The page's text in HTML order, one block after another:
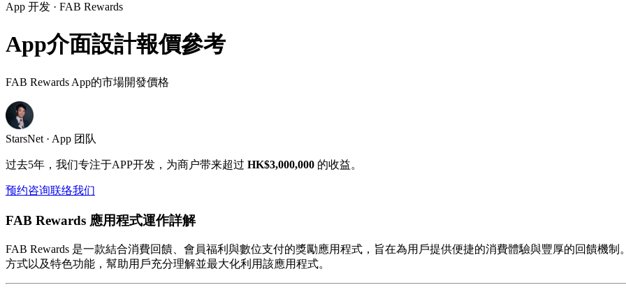
App 开发 · FAB Rewards
App介面設計報價參考
FAB Rewards App的市場開發價格
StarsNet · App 团队
过去5年，我们专注于APP开发，为商户带来超过 HK$3,000,000 的收益。
预约咨询联络我们
FAB Rewards 應用程式運作詳解
FAB Rewards 是一款結合消費回饋、會員福利與數位支付的獎勵應用程式，旨在為用戶提供便捷的消費體驗與豐厚的回饋機
方式以及特色功能，幫助用戶充分理解並最大化利用該應用程式。